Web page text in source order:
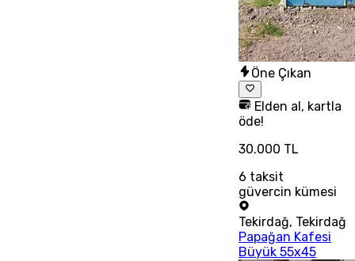
Öne Çıkan
Elden al, kartla
öde!
30.000 TL
6 taksit
güvercin kümesi
Tekirdağ, Tekirdağ
Papağan Kafesi
Büyük 55x45